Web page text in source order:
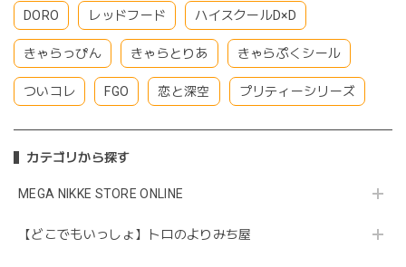
DORO レッドフード ハイスクールD×D
きゃらっぴん きゃらとりあ きゃらぷくシール
ついコレ FGO 恋と深空 プリティーシリーズ
カテゴリから探す
MEGA NIKKE STORE ONLINE
【どこでもいっしょ】トロのよりみち屋